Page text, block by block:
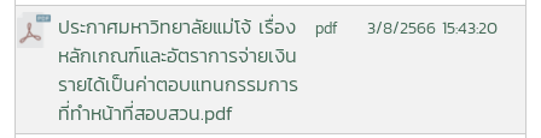
ประกาศมหาวิทยาลัยแม่โจ้ เรื่อง
หลักเกณฑ์และอัตราการจ่ายเงิน
รายได้เป็นค่าตอบแทนกรรมการ
ที่ทำหน้าที่สอบสวน.pdf
pdf 3/8/2566 15:43:20